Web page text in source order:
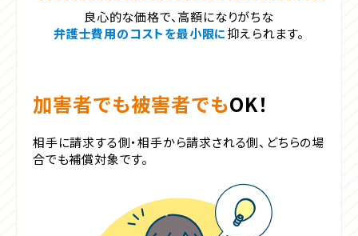
良心的な価格で、高額になりがちな
弁護士費用のコストを最小限に抑えられます。
加害者でも被害者でもOK！
相手に請求する側・相手から請求される側、 どちらの場
合でも補償対象です。